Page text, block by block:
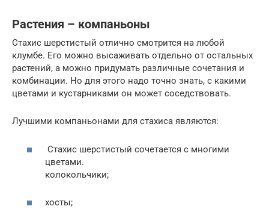
Растения – компаньоны
Стахис шерстистый отлично смотрится на любой
клумбе. Его можно высаживать отдельно от остальных
растений, а можно придумать различные сочетания и
комбинации. Но для этого надо точно знать, с какими
цветами и кустарниками он может соседствовать.
Лучшими компаньонами для стахиса являются:
Стахис шерстистый сочетается с многими
цветами.
колокольчики;
хосты;